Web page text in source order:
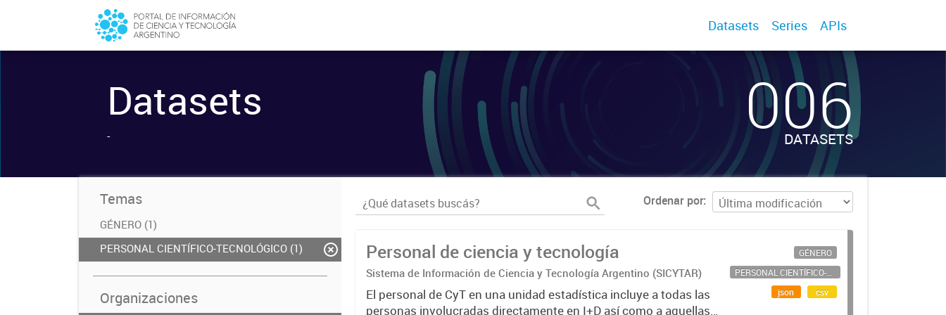
Datasets Series APIs
Datasets
- 006
DATASETS
Temas
GÉNERO (1)
PERSONAL CIENTÍFICO-TECNOLÓGICO (1)
Organizaciones
Ordenar por
Personal de ciencia y tecnología
Sistema de Información de Ciencia y Tecnología Argentino (SICYTAR)
El personal de CyT en una unidad estadística incluye a todas las
personas involucradas directamente en I+D así como a aquellas
GÉNERO
PERSONAL CIENTÍFICO-TECNOLÓGICO
json
csv